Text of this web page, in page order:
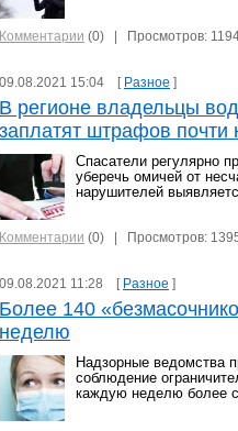
Комментарии (0) | Просмотров:
09.08.2021 15:04 [ Разное ]
В регионе владельцы
заплатят штрафов почти
Спасатели регулярно
уберечь омичей от
нарушителей
Комментарии (0) | Просмотров:
09.08.2021 11:28 [ Разное ]
Более 140
неделю
Надзорные ведомства
соблюдение
каждую неделю более